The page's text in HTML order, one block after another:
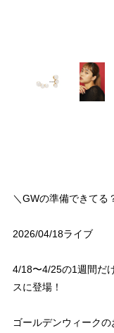
＼GWの準備できてる
2026/04/18ライブ
4/18〜4/25の1週間だ
スに登場！
ゴールデンウィークの